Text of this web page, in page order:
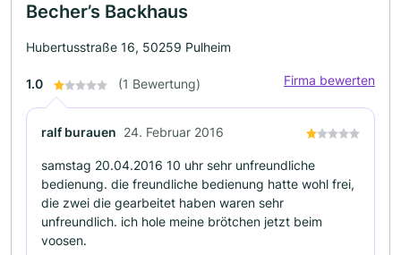
Becher’s Backhaus
Hubertusstraße 16, 50259 Pulheim
1.0 (1 Bewertung) Firma bewerten
ralf burauen 24. Februar 2016
samstag 20.04.2016 10 uhr sehr unfreundliche
bedienung. die freundliche bedienung hatte wohl frei,
die zwei die gearbeitet haben waren sehr
unfreundlich. ich hole meine brötchen jetzt beim
voosen.